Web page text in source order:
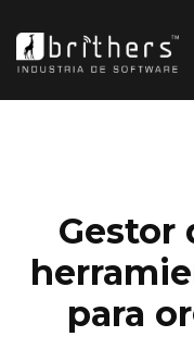
Gestor
para